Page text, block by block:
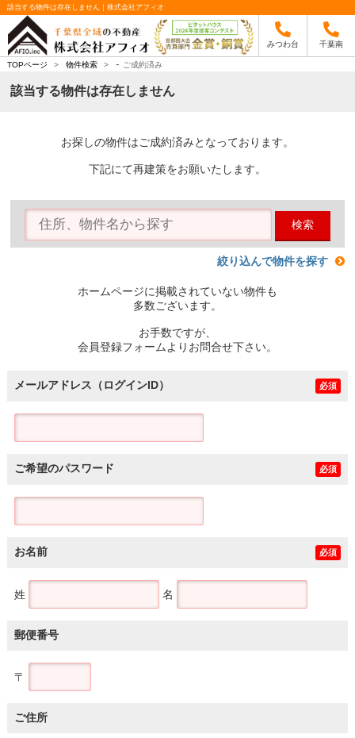
該当する物件は存在しません｜株式会社アフィオ
みつわ台 千葉南
TOPページ > 物件検索 > - ご成約済み
該当する物件は存在しません
お探しの物件はご成約済みとなっております。
下記にて再建策をお願いたします。
検索
絞り込んで物件を探す
ホームページに掲載されていない物件も
多数ございます。
お手数ですが、
会員登録フォームよりお問合せ下さい。
メールアドレス（ログインID） 必須
ご希望のパスワード 必須
お名前 必須
姓 名
郵便番号
〒
ご住所